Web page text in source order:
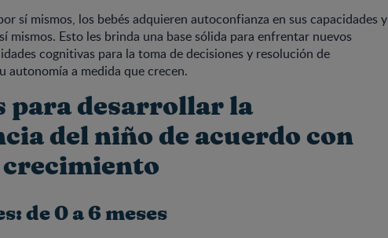
sí mismos, los bebés adquieren autoconfianza en sus capacidades y
mismos. Esto les brinda una base sólida para enfrentar nuevos
cognitivas para la toma de decisiones y resolución de
autonomía a medida que crecen.
para desarrollar la
del niño de acuerdo con
crecimiento
de 0 a 6 meses